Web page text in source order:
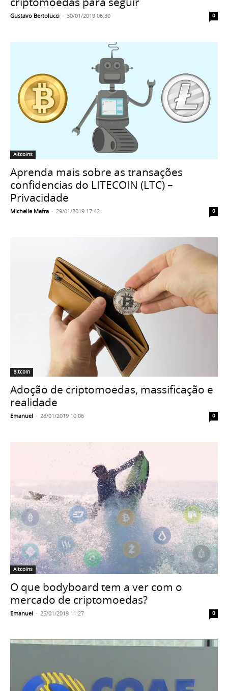
Gustavo Bertolucci - 30/01/2019 06:30 0
Altcoins
Aprenda mais sobre as transações
confidencias do LITECOIN (LTC) –
Privacidade
Michelle Mafra - 29/01/2019 17:42 0
Bitcoin
Adoção de criptomoedas, massificação e
realidade
Emanuel - 28/01/2019 10:06 0
Altcoins
O que bodyboard tem a ver com o
mercado de criptomoedas?
Emanuel - 25/01/2019 11:27 0